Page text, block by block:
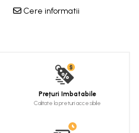
Cere informatii
Prețuri Imbatabile
Calitate la preturi accesibile